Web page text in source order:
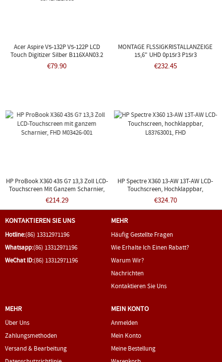
Acer Aspire V5-132P V5-122P LCD
Touch Digitizer Silber B116XAN03.2
65.4LKZ1.005
€79.90
MONTAGE FLSSIGKRISTALLANZEIGE
15,6" UHD 0p15r3 P15r3
€232.45
HP ProBook X360 435 G7 13,3 Zoll LCD-
Touchscreen Mit Ganzem Scharnier,
FHD M03426-001
€214.29
HP Spectre X360 13-AW 13T-AW LCD-
Touchscreen, Hochklappbar,
L83763001, FHD
€324.70
KONTAKTIEREN SIE UNS
Hotline:(86) 13312971196
Whatsapp:(86) 13312971196
WeChat ID:(86) 13312971196
MEHR
Häufig Gestellte Fragen
Wie Erhalte Ich Einen Rabatt?
Warum Wir?
Nachrichten
Kontaktieren Sie Uns
MEHR
Über Uns
Zahlungsmethoden
Versand & Bearbeitung
MEIN KONTO
Anmelden
Mein Konto
Meine Bestellung